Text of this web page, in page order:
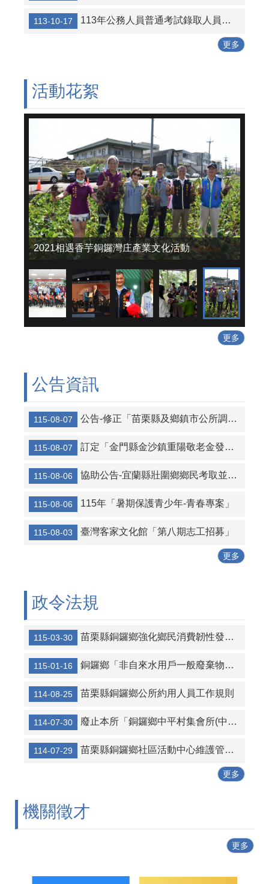
113-10-17 113年公務人員普通考試錄取人員，請於報到時務必攜帶下列資料，至本所2樓人事室辦理報到
更多
活動花絮
2021相遇香芋銅鑼灣庄產業文化活動
更多
公告資訊
115-08-07 公告-修正「苗栗縣及鄉鎮市公所調解行政實施要點」第六點、第七點、第八點，並自即日生效，請查照。
115-08-07 訂定「金門縣金沙鎮重陽敬老金發放自治條例」
115-08-06 協助公告-宜蘭縣壯圍鄉鄉民考取並就讀國內大學院校獎勵金核發作業要點
115-08-06 115年「暑期保護青少年-青春專案」
115-08-03 臺灣客家文化館「第八期志工招募」
更多
政令法規
115-03-30 苗栗縣銅鑼鄉強化鄉民消費韌性發放振興經濟金自治條例
115-01-16 銅鑼鄉「非自來水用戶一般廢棄物清除處理費徵收」要點
114-08-25 苗栗縣銅鑼鄉公所約用人員工作規則
114-07-30 廢止本所「銅鑼鄉中平村集會所(中平社區活動中心)使用管理收費辦法」
114-07-29 苗栗縣銅鑼鄉社區活動中心維護管理要點114年7月29日修正
更多
機關徵才
更多